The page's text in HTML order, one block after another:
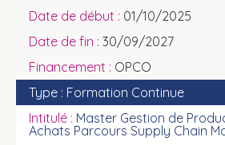
01/10/2025
30/09/2027
OPCO
Formation Continue
Master Gestion de
Achats Parcours Supply Chain